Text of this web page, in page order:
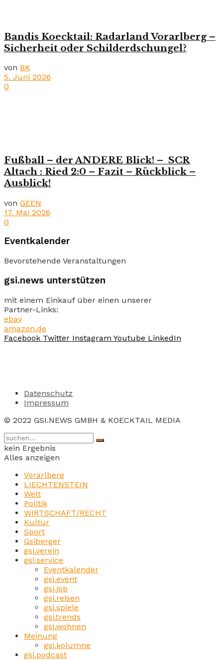
Bandis Koecktail: Radarland Vorarlberg –
Sicherheit oder Schilderdschungel?
von BK
5. Juni 2026
0
Fußball – der ANDERE Blick! – SCR
Altach : Ried 2:0 – Fazit – Rückblick –
Ausblick!
von GEEN
17. Mai 2026
0
Eventkalender
Bevorstehende Veranstaltungen
gsi.news unterstützen
mit einem Einkauf über einen unserer
Partner-Links:
ebay
amazon.de
Facebook Twitter Instagram Youtube LinkedIn
Datenschutz
Impressum
© 2022 GSI.NEWS GMBH & KOECKTAIL MEDIA
kein Ergebnis
Alles anzeigen
Vorarlberg
LIECHTENSTEIN
Welt
Politik
WIRTSCHAFT/RECHT
Kultur
Sport
Gsiberger
gsi.verein
gsi.service
Eventkalender
gsi.event
gsi.job
gsi.reisen
gsi.spiele
gsi.trends
gsi.wohnen
Meinung
gsi.kolumne
gsi.podcast